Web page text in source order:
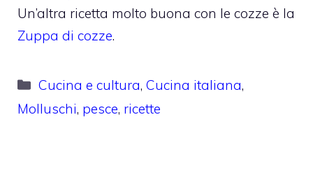
Un’altra ricetta molto buona con le cozze è la
Zuppa di cozze.
Categorie
Cucina e cultura,Cucina italiana,
Molluschi, pesce, ricette